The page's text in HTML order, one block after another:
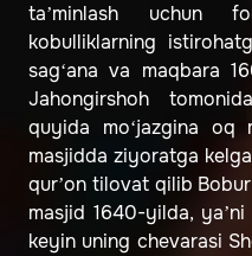
ta’minlash uchun
kobulliklarning
sag‘ana va maqbara
Jahongirshoh
quyida mo‘jazgina oq
masjidda ziyoratga
qur’on tilovat qilib
masjid 1640-yilda,
keyin uning chevarasi